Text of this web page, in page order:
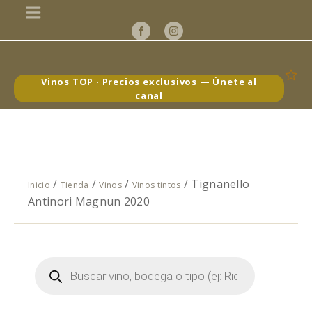
Vinos TOP · Precios exclusivos — Únete al
canal
Inicio / Tienda /Vinos/ Vinos tintos / Tignanello
Antinori Magnun 2020
Búsqueda